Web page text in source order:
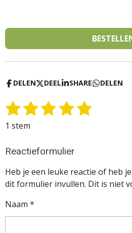
DELEN DEEL SHARE DELEN
R
a
t
n
g
s
t
1
s
e
r
2
s
e
r
r
e
n
3
e
r
r
n
4
e
r
r
n
5
r
r
n
S
n
1 stem
Reactieformulier
Heb je een leuke reactie of heb
dit formulier invullen. Dit is niet
Naam *